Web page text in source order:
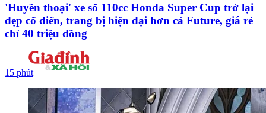
'Huyền thoại' xe số 110cc Honda Super Cup trở lại
đẹp cổ điển, trang bị hiện đại hơn cả Future, giá rẻ
chỉ 40 triệu đồng
15 phút